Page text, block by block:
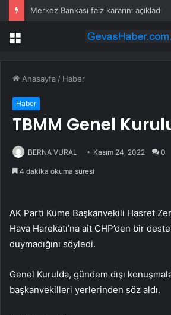
Merkez Bankası faiz kararını açıkladı
Menü
Anasayfa / Haber
Haber
TBMM Genel
BERNA VURAL Kasım 24, 2022 0
4 dakika okuma süresi
AK Parti Küme Başkanvekili Hasret
Hava Harekatı’na ait CHP’den bir
duymadığını söyledi.
Genel Kurulda, gündem dışı
başkanvekilleri yerlerinden söz aldı.